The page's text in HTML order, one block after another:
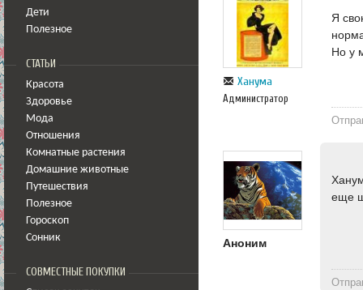
Дети
Полезное
СТАТЬИ
Красота
Здоровье
Мода
Отношения
Комнатные растения
Домашние животные
Путешествия
Полезное
Гороскоп
Сонник
СОВМЕСТНЫЕ ПОКУПКИ
Ханума
Администратор
Я
Но у
Аноним
еще